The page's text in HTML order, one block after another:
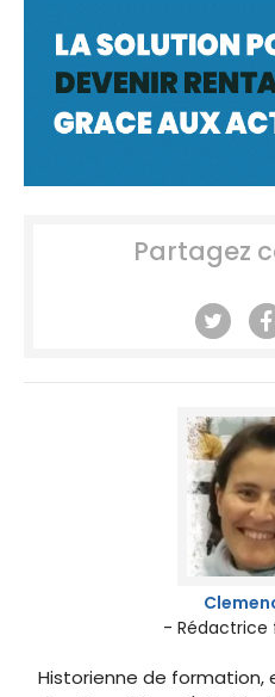
Partagez
- Rédactrice
Historienne de